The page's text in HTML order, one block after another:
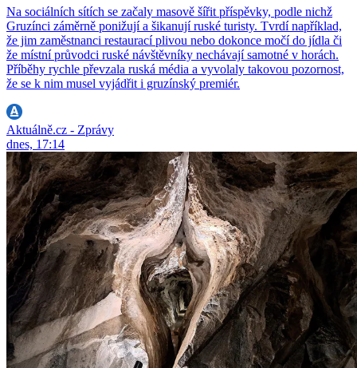
Na sociálních sítích se začaly masově šířit příspěvky, podle nichž
Gruzínci záměrně ponižují a šikanují ruské turisty. Tvrdí například,
že jim zaměstnanci restaurací plivou nebo dokonce močí do jídla či
že místní průvodci ruské návštěvníky nechávají samotné v horách.
Příběhy rychle převzala ruská média a vyvolaly takovou pozornost,
že se k nim musel vyjádřit i gruzínský premiér.
Aktuálně.cz - Zprávy
dnes, 17:14